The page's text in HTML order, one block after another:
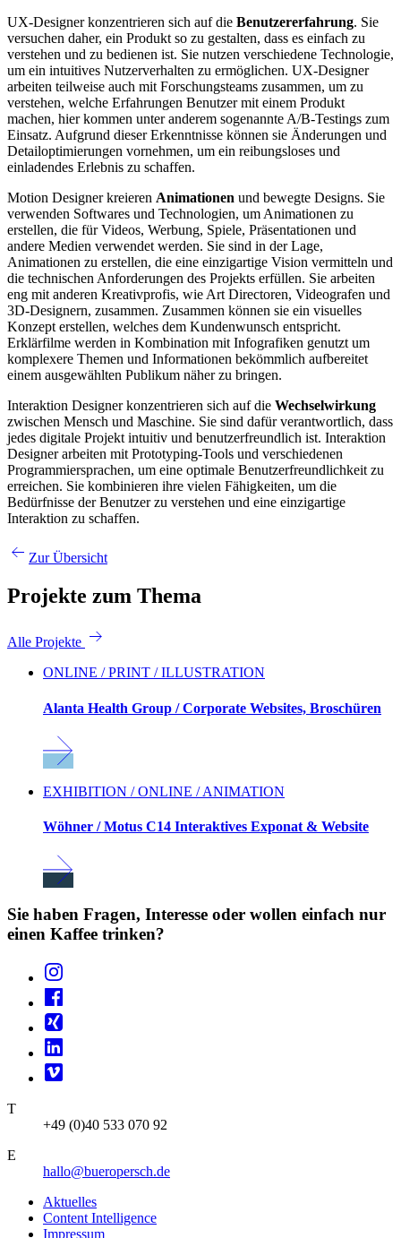
UX-Designer konzentrieren sich auf die Benutzererfahrung. Sie
versuchen daher, ein Produkt so zu gestalten, dass es einfach zu
verstehen und zu bedienen ist. Sie nutzen verschiedene Technologie,
um ein intuitives Nutzerverhalten zu ermöglichen. UX-Designer
arbeiten teilweise auch mit Forschungsteams zusammen, um zu
verstehen, welche Erfahrungen Benutzer mit einem Produkt
machen, hier kommen unter anderem sogenannte A/B-Testings zum
Einsatz. Aufgrund dieser Erkenntnisse können sie Änderungen und
Detailoptimierungen vornehmen, um ein reibungsloses und
einladendes Erlebnis zu schaffen.
Motion Designer kreieren Animationen und bewegte Designs. Sie
verwenden Softwares und Technologien, um Animationen zu
erstellen, die für Videos, Werbung, Spiele, Präsentationen und
andere Medien verwendet werden. Sie sind in der Lage,
Animationen zu erstellen, die eine einzigartige Vision vermitteln und
die technischen Anforderungen des Projekts erfüllen. Sie arbeiten
eng mit anderen Kreativprofis, wie Art Directoren, Videografen und
3D-Designern, zusammen. Zusammen können sie ein visuelles
Konzept erstellen, welches dem Kundenwunsch entspricht.
Erklärfilme werden in Kombination mit Infografiken genutzt um
komplexere Themen und Informationen bekömmlich aufbereitet
einem ausgewählten Publikum näher zu bringen.
Interaktion Designer konzentrieren sich auf die Wechselwirkung
zwischen Mensch und Maschine. Sie sind dafür verantwortlich, dass
jedes digitale Projekt intuitiv und benutzerfreundlich ist. Interaktion
Designer arbeiten mit Prototyping-Tools und verschiedenen
Programmiersprachen, um eine optimale Benutzerfreundlichkeit zu
erreichen. Sie kombinieren ihre vielen Fähigkeiten, um die
Bedürfnisse der Benutzer zu verstehen und eine einzigartige
Interaktion zu schaffen.
Zur Übersicht
Projekte zum Thema
Alle Projekte
ONLINE / PRINT / ILLUSTRATION
Alanta Health Group / Corporate Websites, Broschüren
EXHIBITION / ONLINE / ANIMATION
Wöhner / Motus C14 Interaktives Exponat & Website
Sie haben Fragen, Interesse oder wollen einfach nur
einen Kaffee trinken?
T
+49 (0)40 533 070 92
E
hallo@bueropersch.de
Aktuelles
Content Intelligence
Impressum